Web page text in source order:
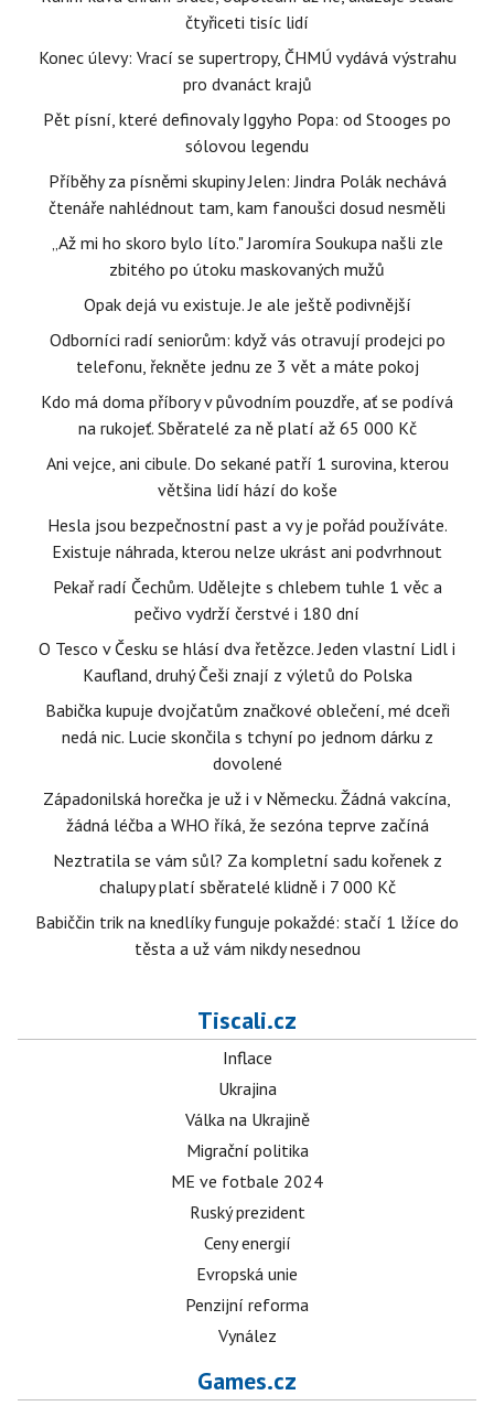
čtyřiceti tisíc lidí
Konec úlevy: Vrací se supertropy, ČHMÚ vydává výstrahu
pro dvanáct krajů
Pět písní, které definovaly Iggyho Popa: od Stooges po
sólovou legendu
Příběhy za písněmi skupiny Jelen: Jindra Polák nechává
čtenáře nahlédnout tam, kam fanoušci dosud nesměli
„Až mi ho skoro bylo líto." Jaromíra Soukupa našli zle
zbitého po útoku maskovaných mužů
Opak dejá vu existuje. Je ale ještě podivnější
Odborníci radí seniorům: když vás otravují prodejci po
telefonu, řekněte jednu ze 3 vět a máte pokoj
Kdo má doma příbory v původním pouzdře, ať se podívá
na rukojeť. Sběratelé za ně platí až 65 000 Kč
Ani vejce, ani cibule. Do sekané patří 1 surovina, kterou
většina lidí hází do koše
Hesla jsou bezpečnostní past a vy je pořád používáte.
Existuje náhrada, kterou nelze ukrást ani podvrhnout
Pekař radí Čechům. Udělejte s chlebem tuhle 1 věc a
pečivo vydrží čerstvé i 180 dní
O Tesco v Česku se hlásí dva řetězce. Jeden vlastní Lidl i
Kaufland, druhý Češi znají z výletů do Polska
Babička kupuje dvojčatům značkové oblečení, mé dceři
nedá nic. Lucie skončila s tchyní po jednom dárku z
dovolené
Západonilská horečka je už i v Německu. Žádná vakcína,
žádná léčba a WHO říká, že sezóna teprve začíná
Neztratila se vám sůl? Za kompletní sadu kořenek z
chalupy platí sběratelé klidně i 7 000 Kč
Babiččin trik na knedlíky funguje pokaždé: stačí 1 lžíce do
těsta a už vám nikdy nesednou
Tiscali.cz
Inflace
Ukrajina
Válka na Ukrajině
Migrační politika
ME ve fotbale 2024
Ruský prezident
Ceny energií
Evropská unie
Penzijní reforma
Vynález
Games.cz